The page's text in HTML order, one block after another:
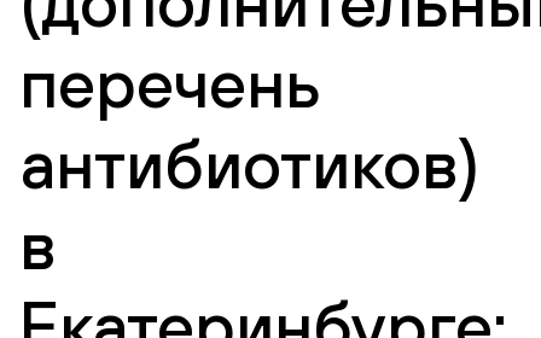
перечень
антибиотиков)
в